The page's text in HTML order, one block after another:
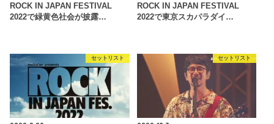
ROCK IN JAPAN FESTIVAL
2022で緑黄色社会が披露…
ROCK IN JAPAN FESTIVAL
2022で東京スカパラダイ…
セットリスト セットリスト